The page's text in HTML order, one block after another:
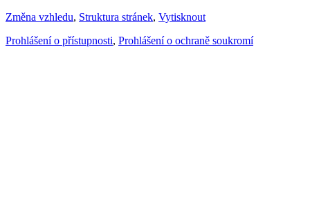
Změna vzhledu, Struktura stránek, Vytisknout
Prohlášení o přístupnosti, Prohlášení o ochraně soukromí